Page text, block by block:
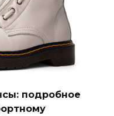
подробное